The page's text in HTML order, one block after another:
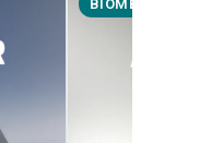
BIOMETHAN